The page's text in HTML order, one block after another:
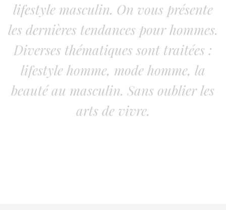
lifestyle masculin. On vous présente
les dernières tendances pour hommes.
Diverses thématiques sont traitées :
lifestyle homme, mode homme, la
beauté au masculin. Sans oublier les
arts de vivre.